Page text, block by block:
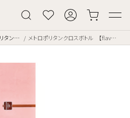
メトロポリタンクロスボトル メトロポリタンクロスボトル 【flavor】世界の壁9 FL33